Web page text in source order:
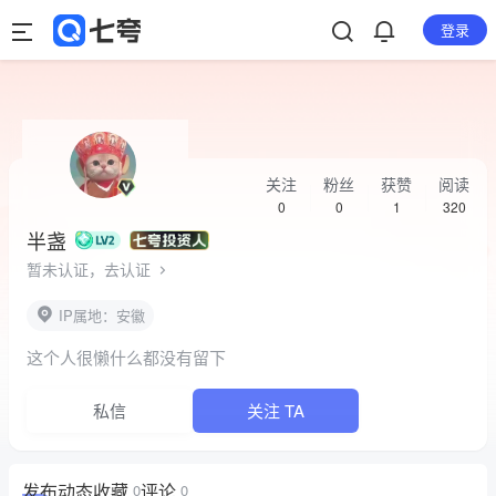
登录
半盏
暂未认证，去认证
关注
0
粉丝
0
获赞
1
阅读
320
IP属地：安徽
这个人很懒什么都没有留下
私信 关注 TA
发布动态收藏 0评论 0